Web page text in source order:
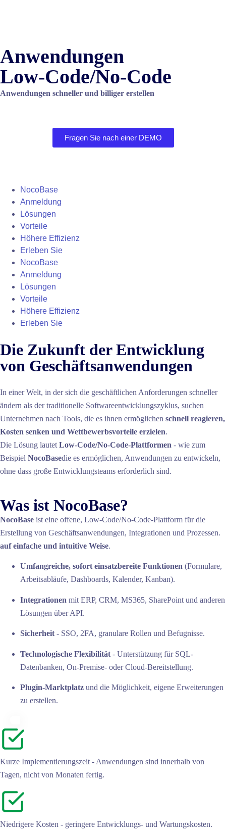
Anwendungen
Low-Code/No-Code
Anwendungen schneller und billiger erstellen
Fragen Sie nach einer DEMO
NocoBase
Anmeldung
Lösungen
Vorteile
Höhere Effizienz
Erleben Sie
NocoBase
Anmeldung
Lösungen
Vorteile
Höhere Effizienz
Erleben Sie
Die Zukunft der Entwicklung
von Geschäftsanwendungen
In einer Welt, in der sich die geschäftlichen Anforderungen schneller
ändern als der traditionelle Softwareentwicklungszyklus, suchen
Unternehmen nach Tools, die es ihnen ermöglichen schnell reagieren,
Kosten senken und Wettbewerbsvorteile erzielen.
Die Lösung lautet Low-Code/No-Code-Plattformen - wie zum
Beispiel NocoBasedie es ermöglichen, Anwendungen zu entwickeln,
ohne dass große Entwicklungsteams erforderlich sind.
Was ist NocoBase?
NocoBase ist eine offene, Low-Code/No-Code-Plattform für die
Erstellung von Geschäftsanwendungen, Integrationen und Prozessen.
auf einfache und intuitive Weise.
Umfangreiche, sofort einsatzbereite Funktionen (Formulare,
Arbeitsabläufe, Dashboards, Kalender, Kanban).
Integrationen mit ERP, CRM, MS365, SharePoint und anderen
Lösungen über API.
Sicherheit - SSO, 2FA, granulare Rollen und Befugnisse.
Technologische Flexibilität - Unterstützung für SQL-
Datenbanken, On-Premise- oder Cloud-Bereitstellung.
Plugin-Marktplatz und die Möglichkeit, eigene Erweiterungen
zu erstellen.
Kurze Implementierungszeit - Anwendungen sind innerhalb von
Tagen, nicht von Monaten fertig.
Niedrigere Kosten - geringere Entwicklungs- und Wartungskosten.